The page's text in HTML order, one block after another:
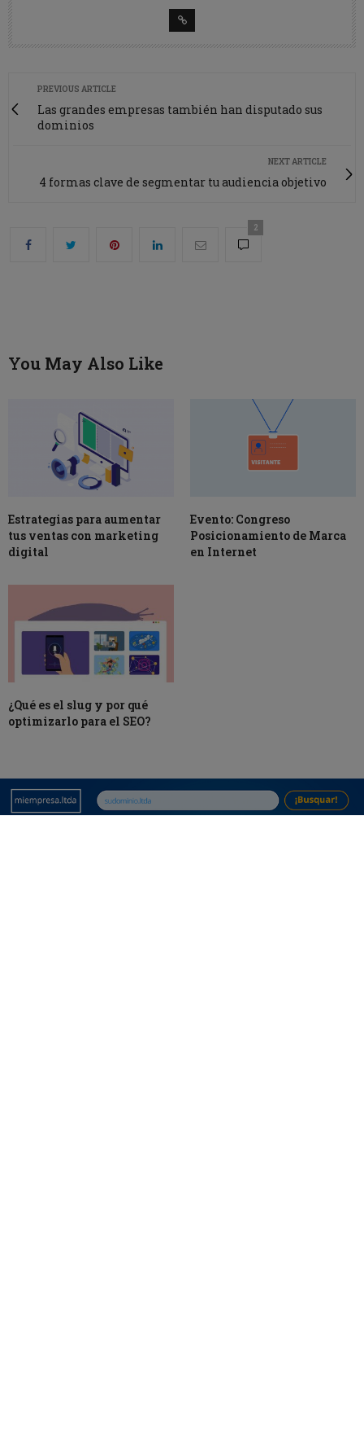
PREVIOUS ARTICLE
Las grandes empresas también han disputado sus
dominios
NEXT ARTICLE
4 formas clave de segmentar tu audiencia objetivo
2
You May Also Like
Estrategias para aumentar
tus ventas con marketing
digital
Evento: Congreso
Posicionamiento de Marca
en Internet
¿Qué es el slug y por qué
optimizarlo para el SEO?